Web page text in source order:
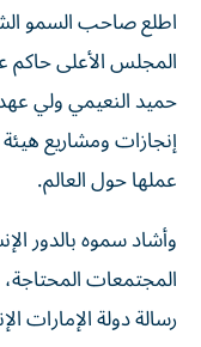
اطلع صاحب السمو
المجلس الأعلى
حميد النعيمي ولي
إنجازات ومشاريع
عملها حول العالم.
وأشاد سموه بالدور
المجتمعات
رسالة دولة الإمارات